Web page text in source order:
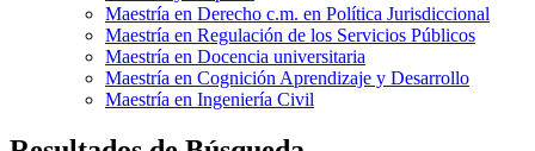
Maestría en Derecho c.m. en Política Jurisdiccional
Maestría en Regulación de los Servicios Públicos
Maestría en Docencia universitaria
Maestría en Cognición Aprendizaje y Desarrollo
Maestría en Ingeniería Civil